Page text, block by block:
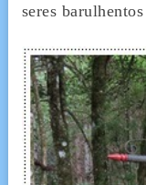
seres